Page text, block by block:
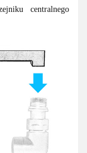
centralnego